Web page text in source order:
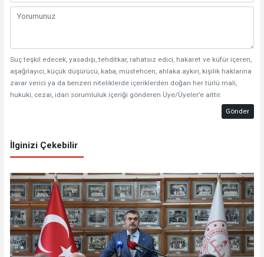
Suç teşkil edecek, yasadışı, tehditkar, rahatsız edici, hakaret ve küfür içeren,
aşağılayıcı, küçük düşürücü, kaba, müstehcen, ahlaka aykırı, kişilik haklarına
zarar verici ya da benzeri niteliklerde içeriklerden doğan her türlü mali,
hukuki, cezai, idari sorumluluk içeriği gönderen Üye/Üyeler’e aittir.
Gönder
İlginizi Çekebilir